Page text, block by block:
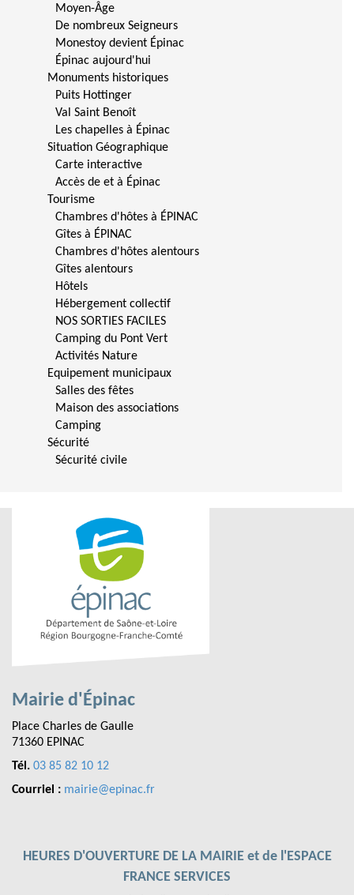
Moyen-Âge
De nombreux Seigneurs
Monestoy devient Épinac
Épinac aujourd'hui
Monuments historiques
Puits Hottinger
Val Saint Benoît
Les chapelles à Épinac
Situation Géographique
Carte interactive
Accès de et à Épinac
Tourisme
Chambres d'hôtes à ÉPINAC
Gîtes à ÉPINAC
Chambres d'hôtes alentours
Gîtes alentours
Hôtels
Hébergement collectif
NOS SORTIES FACILES
Camping du Pont Vert
Activités Nature
Equipement municipaux
Salles des fêtes
Maison des associations
Camping
Sécurité
Sécurité civile
Mairie d'Épinac
Place Charles de Gaulle
71360 EPINAC
Tél. 03 85 82 10 12
Courriel : mairie@epinac.fr
HEURES D'OUVERTURE DE LA MAIRIE et de l'ESPACE
FRANCE SERVICES